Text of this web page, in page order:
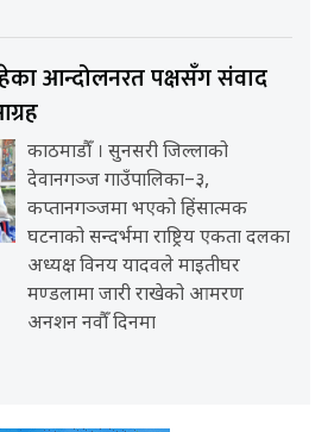
आन्दोलनरत पक्षसँग संवाद
काठमाडौँ । सुनसरी जिल्लाको
देवानगञ्ज गाउँपालिका–३,
कप्तानगञ्जमा भएको हिंसात्मक
घटनाको सन्दर्भमा राष्ट्रिय एकता दलका
अध्यक्ष विनय यादवले माइतीघर
मण्डलामा जारी राखेको आमरण
अनशन नवौँ दिनमा